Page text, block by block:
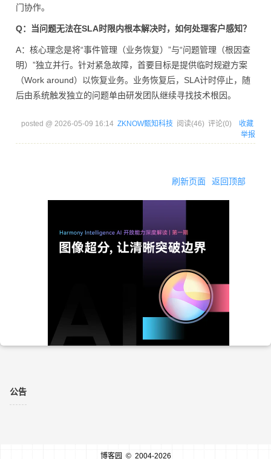
门协作。
Q：当问题无法在SLA时限内根本解决时，如何处理客户感知？
A：核心理念是将“事件管理（业务恢复）”与“问题管理（根因查
明）”独立并行。针对紧急故障，首要目标是提供临时规避方案
（Work around）以恢复业务。业务恢复后，SLA计时停止，随
后由系统触发独立的问题单由研发团队继续寻找技术根因。
posted @ 2026-05-09 16:14 ZKNOW甄知科技 阅读(46) 评论(0) 收藏
举报
刷新页面 返回顶部
公告
博客园 © 2004-2026